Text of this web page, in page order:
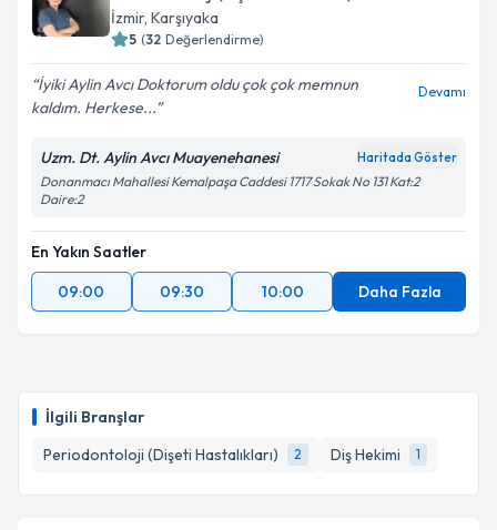
İlgili Branşlar
Periodontoloji (Dişeti Hastalıkları)
2 Diş Hekimi 1
İzmir, Karşıyaka
5 (32 Değerlendirme)
İyiki Aylin Avcı Doktorum oldu çok çok memnun
kaldım. Herkese...
Devamı
Uzm. Dt. Aylin Avcı Muayenehanesi Haritada Göster
Donanmacı Mahallesi Kemalpaşa Caddesi 1717 Sokak No 131 Kat:2
Daire:2
En Yakın Saatler
09:00
09:30 10:00 Daha Fazla